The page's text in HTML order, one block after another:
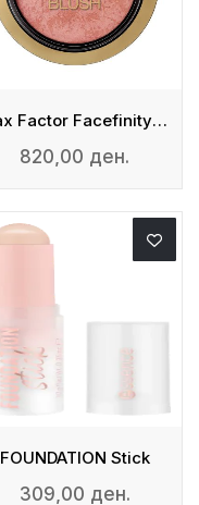
Max Factor Facefinity Blush
820,00 ден.
FOUNDATION Stick
309,00 ден.